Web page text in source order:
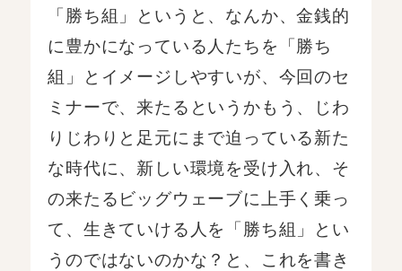
「勝ち組」というと、なんか、金銭的
に豊かになっている人たちを「勝ち
組」とイメージしやすいが、今回のセ
ミナーで、来たるというかもう、じわ
りじわりと足元にまで迫っている新た
な時代に、新しい環境を受け入れ、そ
の来たるビッグウェーブに上手く乗っ
て、生きていける人を「勝ち組」とい
うのではないのかな？と、これを書き